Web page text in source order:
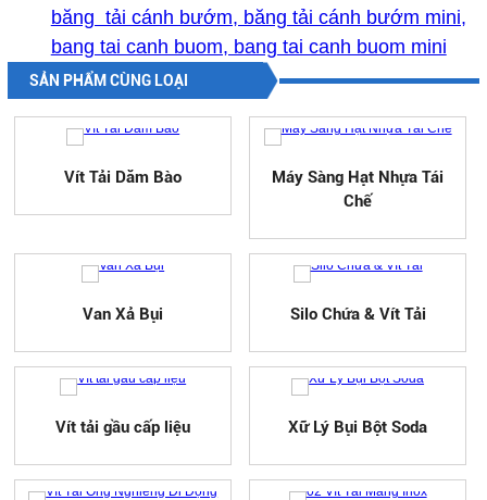
băng tải cánh bướm, băng tải cánh bướm mini,
bang tai canh buom, bang tai canh buom mini
SẢN PHẨM CÙNG LOẠI
Vít Tải Dăm Bào
Máy Sàng Hạt Nhựa Tái
Chế
Van Xả Bụi Silo Chứa & Vít Tải
Vít tải gầu cấp liệu Xữ Lý Bụi Bột Soda